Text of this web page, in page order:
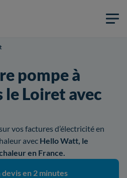
pompe à
le Loiret avec
vos factures d’électricité en
avec Hello Watt, le
en France.
en 2 minutes